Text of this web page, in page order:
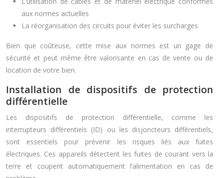
aux normes actuelles
La réorganisation des circuits pour éviter les surcharges
Bien que coûteuse, cette mise aux normes est un gage de
sécurité et peut même être valorisante en cas de vente ou de
location de votre bien.
Installation de dispositifs de protection
différentielle
Les dispositifs de protection différentielle, comme les
interrupteurs différentiels (ID) ou les disjoncteurs différentiels,
sont essentiels pour prévenir les risques liés aux fuites
électriques. Ces appareils détectent les fuites de courant vers la
terre et coupent automatiquement l’alimentation en cas de